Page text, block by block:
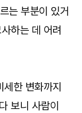
는 부분이 있거
하는 데 어려
한 변화까지
보니 사람이